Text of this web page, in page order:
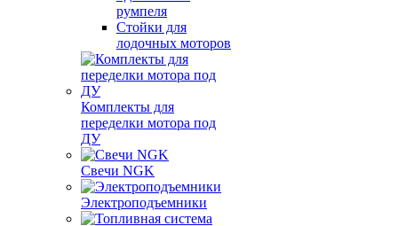
румпеля
Стойки для
лодочных моторов
Комплекты для
переделки мотора под
ДУ
Свечи NGK
Электроподъемники